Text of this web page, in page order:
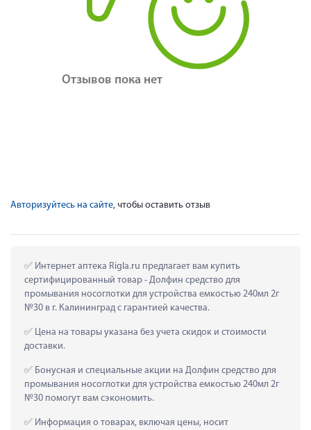
Отзывов пока нет
Авторизуйтесь на сайте, чтобы оставить отзыв
Интернет аптека Rigla.ru предлагает вам купить
сертифицированный товар - Долфин средство для
промывания носоглотки для устройства емкостью 240мл 2г
№30 в г. Калининград с гарантией качества.
Цена на товары указана без учета скидок и стоимости
доставки.
Бонусная и специальные акции на Долфин средство для
промывания носоглотки для устройства емкостью 240мл 2г
№30 помогут вам сэкономить.
Информация о товарах, включая цены, носит